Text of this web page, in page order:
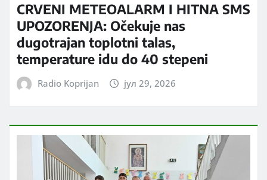
CRVENI METEOALARM I HITNA SMS
UPOZORENJA: Očekuje nas
dugotrajan toplotni talas,
temperature idu do 40 stepeni
Radio Koprijan јул 29, 2026